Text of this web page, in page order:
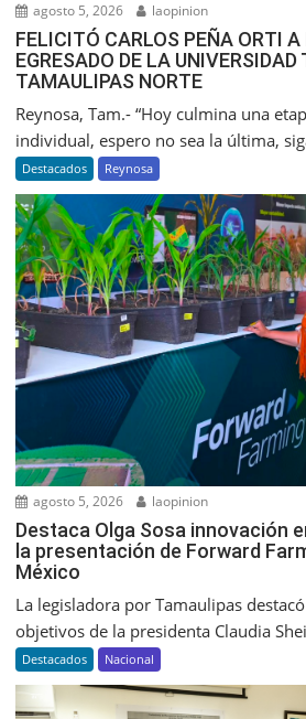
agosto 5, 2026 laopinion
FELICITÓ CARLOS PEÑA ORTI
EGRESADO DE LA
TAMAULIPAS NORTE
Reynosa, Tam.- “Hoy culmina una
individual, espero no sea la última,
Destacados Reynosa
agosto 5, 2026 laopinion
Destaca Olga Sosa innovación
la presentación de Forward
México
La legisladora por Tamaulipas
objetivos de la presidenta Claudia
Destacados Nacional